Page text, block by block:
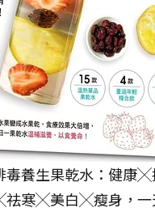
毒養生果乾水：健康
寒╳美白╳瘦身，一